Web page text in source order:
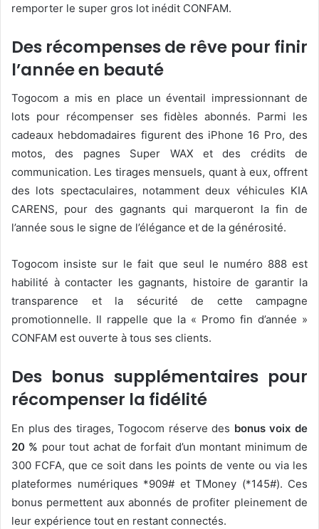
remporter le super gros lot inédit CONFAM.
Des récompenses de rêve pour finir
l’année en beauté
Togocom a mis en place un éventail impressionnant de
lots pour récompenser ses fidèles abonnés. Parmi les
cadeaux hebdomadaires figurent des iPhone 16 Pro, des
motos, des pagnes Super WAX et des crédits de
communication. Les tirages mensuels, quant à eux, offrent
des lots spectaculaires, notamment deux véhicules KIA
CARENS, pour des gagnants qui marqueront la fin de
l’année sous le signe de l’élégance et de la générosité.
Togocom insiste sur le fait que seul le numéro 888 est
habilité à contacter les gagnants, histoire de garantir la
transparence et la sécurité de cette campagne
promotionnelle. Il rappelle que la « Promo fin d’année »
CONFAM est ouverte à tous ses clients.
Des bonus supplémentaires pour
récompenser la fidélité
En plus des tirages, Togocom réserve des bonus voix de
20 % pour tout achat de forfait d’un montant minimum de
300 FCFA, que ce soit dans les points de vente ou via les
plateformes numériques *909# et TMoney (*145#). Ces
bonus permettent aux abonnés de profiter pleinement de
leur expérience tout en restant connectés.